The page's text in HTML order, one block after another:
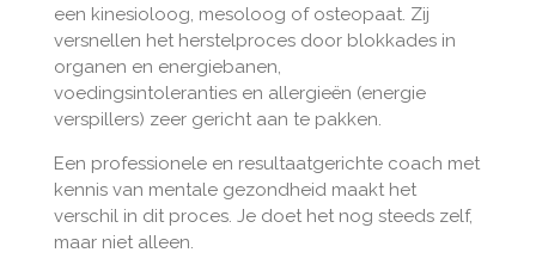
een kinesioloog, mesoloog of osteopaat. Zij
versnellen het herstelproces door blokkades in
organen en energiebanen,
voedingsintoleranties en allergieën (energie
verspillers) zeer gericht aan te pakken.
Een professionele en resultaatgerichte coach met
kennis van mentale gezondheid maakt het
verschil in dit proces. Je doet het nog steeds zelf,
maar niet alleen.